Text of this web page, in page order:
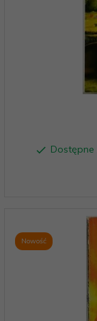
Dostępne
Nowość